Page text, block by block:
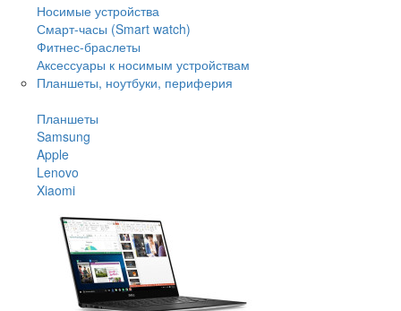
Носимые устройства
Смарт-часы (Smart watch)
Фитнес-браслеты
Аксессуары к носимым устройствам
Планшеты, ноутбуки, периферия
Планшеты
Samsung
Apple
Lenovo
Xiaomi